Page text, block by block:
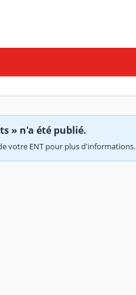
» n'a été publié.
votre ENT pour plus d'informations.